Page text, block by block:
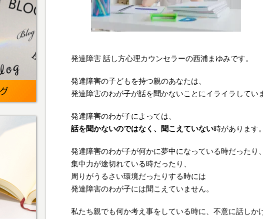
発達障害 話し方心理カウンセラーの西浦まゆみです。
発達障害の子どもを持つ親のあなたは、
発達障害のわが子が話を聞かないことにイライラしてい
発達障害のわが子によっては、
話を聞かないのではなく、聞こえていない時があります。
発達障害のわが子が何かに夢中になっている時だったり、
集中力が途切れている時だったり、
周りがうるさい環境だったりする時には
発達障害のわが子には聞こえていません。
私たち親でも何か考え事をしている時に、不意に話しか